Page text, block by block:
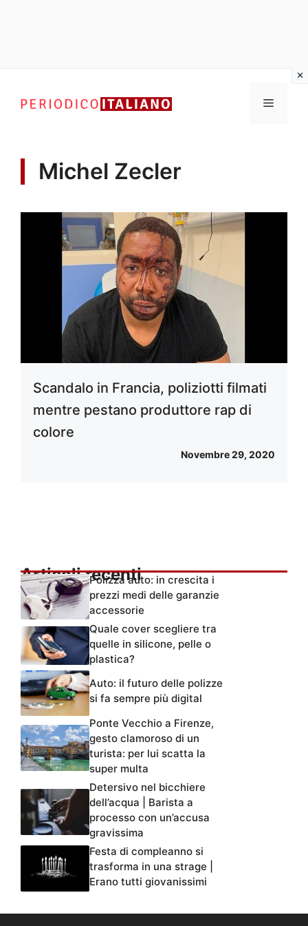
contenuto
Menu
Michel Zecler
Scandalo in Francia, poliziotti filmati
mentre pestano produttore rap di
colore
Novembre 29, 2020
Articoli recentiPolizza auto: in crescita i
prezzi medi delle garanzie
accessorie
Quale cover scegliere tra
quelle in silicone, pelle o
plastica?
Auto: il futuro delle polizze
si fa sempre più digital
Ponte Vecchio a Firenze,
gesto clamoroso di un
turista: per lui scatta la
super multa
Detersivo nel bicchiere
dell’acqua | Barista a
processo con un’accusa
gravissima
Festa di compleanno si
trasforma in una strage |
Erano tutti giovanissimi